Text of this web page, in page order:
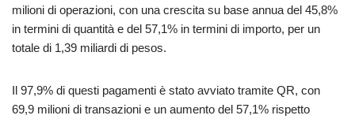
milioni di operazioni, con una crescita su base annua del 45,8%
in termini di quantità e del 57,1% in termini di importo, per un
totale di 1,39 miliardi di pesos.
Il 97,9% di questi pagamenti è stato avviato tramite QR, con
69,9 milioni di transazioni e un aumento del 57,1% rispetto